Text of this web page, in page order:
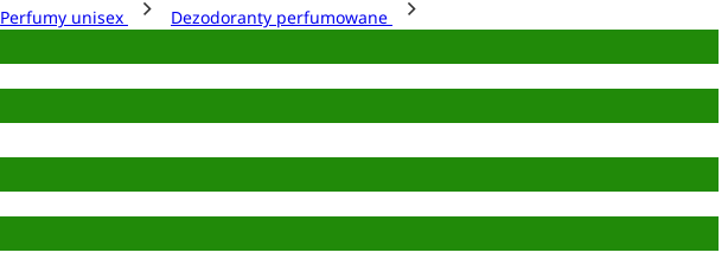
Perfumy unisex
Dezodoranty perfumowane